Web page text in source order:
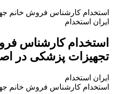
استخدام کارشناس فروش خانم
ایران استخدام
استخدام کارشناس
تجهیزات پزشکی در
ایران استخدام
استخدام کارشناس فروش خانم